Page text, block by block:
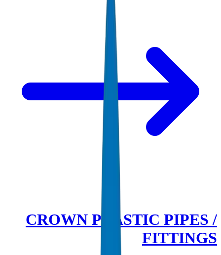
CROWN PLASTIC PIPES /
FITTINGS